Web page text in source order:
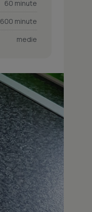
60 minute
600 minute
medie